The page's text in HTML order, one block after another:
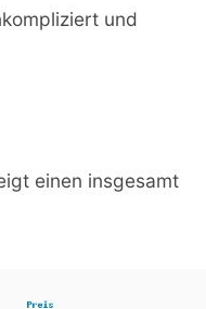
und
einen insgesamt